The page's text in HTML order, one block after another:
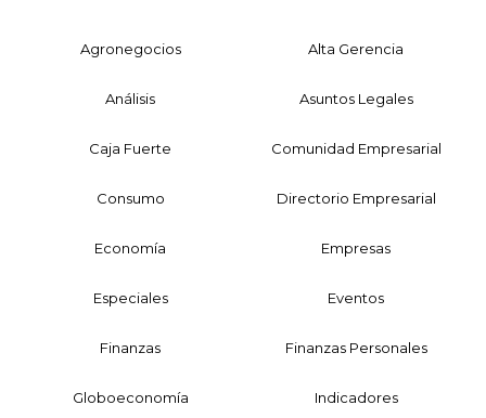
Agronegocios Alta Gerencia
Análisis Asuntos Legales
Caja Fuerte Comunidad Empresarial
Consumo Directorio Empresarial
Economía Empresas
Especiales Eventos
Finanzas Finanzas Personales
Globoeconomía Indicadores